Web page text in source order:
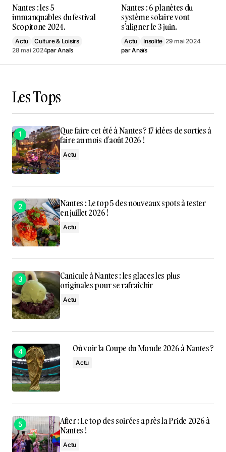
Nantes : les 5
immanquables du festival
Scopitone 2024.
Actu
Culture & Loisirs
28 mai 2024parAnaïs
Nantes : 6 planètes du
système solaire vont
s’aligner le 3 juin.
Actu Insolite 29 mai 2024
parAnaïs
Les Tops
Que faire cet été à Nantes ? 17 idées de sorties à
faire au mois d’août 2026 !
Actu
Nantes : Le top 5 des nouveaux spots à tester
en juillet 2026 !
Actu
Canicule à Nantes : les glaces les plus
originales pour se rafraîchir
Actu
Où voir la Coupe du Monde 2026 à Nantes ?
Actu
After : Le top des soirées après la Pride 2026 à
Nantes !
Actu